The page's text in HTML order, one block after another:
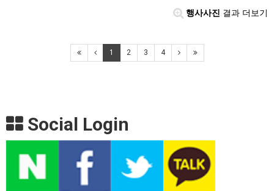
행사사진 결과 더보기
1 2 3 4
Social Login